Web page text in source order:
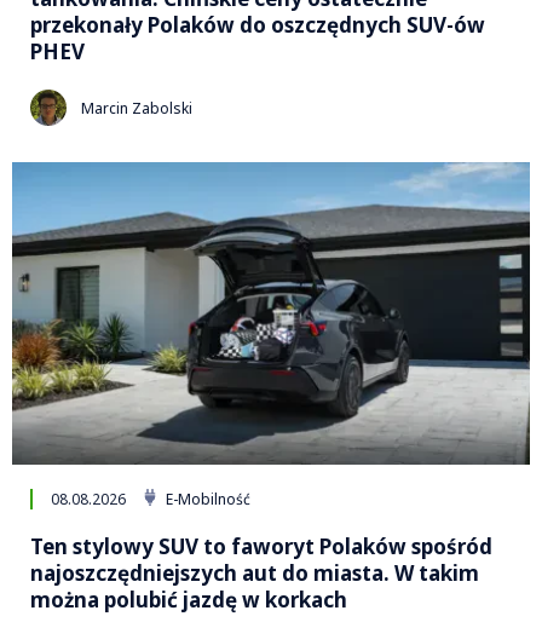
przekonały Polaków do oszczędnych SUV-ów
PHEV
Marcin Zabolski
08.08.2026 E-Mobilność
Ten stylowy SUV to faworyt Polaków spośród
najoszczędniejszych aut do miasta. W takim
można polubić jazdę w korkach